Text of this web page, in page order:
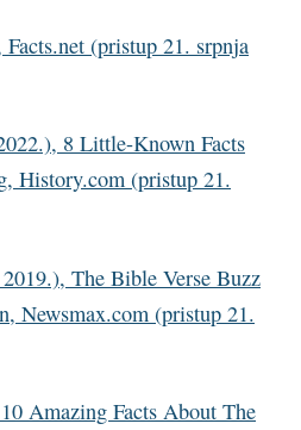
(pristup 21. srpnja
8 Little-Known Facts
History.com (pristup 21.
The Bible Verse Buzz
Newsmax.com (pristup 21.
Amazing Facts About The